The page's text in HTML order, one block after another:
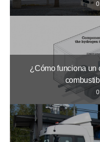
¿Cómo funciona un